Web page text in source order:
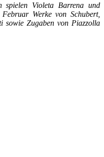
spielen Violeta Barrena und
Werke von Schubert,
sowie Zugaben von Piazzolla